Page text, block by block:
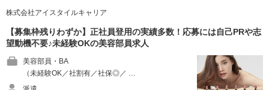
株式会社アイスタイルキャリア
【募集枠残りわずか】正社員登用の実績多数！応募には自己PRや志
望動機不要♪未経験OKの美容部員求人
美容部員・BA
（未経験OK／社割有／社保◎／ …